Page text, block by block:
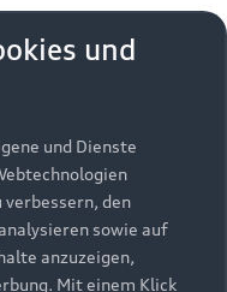
Zurück nach oben
und
und Dienste
verbessern, den
sowie auf
anzuzeigen,
Mit einem Klick